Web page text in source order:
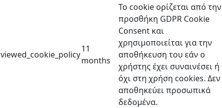
viewed_cookie_policy
11
months
Το cookie ορίζεται από την
προσθήκη GDPR Cookie
Consent και
χρησιμοποιείται για την
αποθήκευση του εάν ο
χρήστης έχει συναινέσει ή
όχι στη χρήση cookies. Δεν
αποθηκεύει προσωπικά
δεδομένα.